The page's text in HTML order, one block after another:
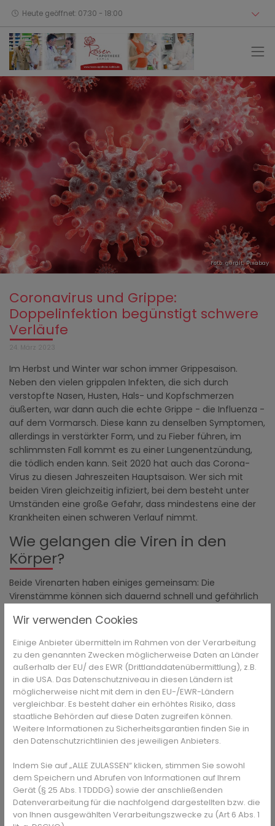
Heute geöffnet: 07:30 - 18:00
Foto: geralt,Pixabay
Coronavirus und Grippe:
Doppelinfektion begünstigt schwere
Verläufe
24. März 2023
Im Herbst und Winter war schon immer Grippesaison.
Neben den vielen grippalen Infekten, die sich durch
verstopfte Nasen, Husten, Hals- und Kopfschmerzen
äußerten, war dann auch die echte Grippe - die Influenza -
auf dem Vormarsch. Diese kann zu denselben Symptomen,
allerdings in verstärkter Form, und zu Fieber führen, im
schlimmsten Fall kommt es zu einer Lungenentzündung,
die tödlich enden kann. Seit 2020 hat auch das Corona-
Virus zu diesen Jahreszeiten Hauptsaison. Wer sich mit
beiden Viren gleichzeitig infiziert, bei dem besteht unter
Umständen eine große Gefahr, dass mindestens eine der
Krankheiten einen schweren Verlauf nimmt.
Wie gelangen die Viren in den
Körper?
Beide Virenarten haben einiges gemeinsam: Die
Virenstämme können sich dauernd schnell und gefährlich
regelmäßig mit beiden infizieren. Außerdem werden beide
von Mensch zu Mensch durch kleinste Tröpfchen
übertragen. Diese gelangen beim Husten, Niesen oder
Sprechen aus den infizierten Atemwegen entweder direkt
zu den anderen Personen oder verbreiten sich mit
Aerosolen als kleinste Teilchen in die Luft und werden von
anderen Menschen eingeatmet. Auch eine
Schmierinfektion ist möglich, wenn sich virenhaltiges Sekret
auf Oberflächen befindet, die ein anderer Mensch anlangt
und es dann in die Nähe der eigenen Atemwege - zum
Was machen Grippe und Covid19
im Körper?
Wir verwenden Cookies
Einige Anbieter übermitteln im Rahmen von der Verarbeitung
zu den genannten Zwecken möglicherweise Daten an Länder
außerhalb der EU/ des EWR (Drittlanddatenübermittlung), z.B.
in die USA. Das Datenschutzniveau in diesen Ländern ist
möglicherweise nicht mit dem in den EU-/EWR-Ländern
vergleichbar. Es besteht daher ein erhöhtes Risiko, dass
staatliche Behörden auf diese Daten zugreifen können.
Weitere Informationen zu Sicherheitsgarantien finden Sie in
den Datenschutzrichtlinien des jeweiligen Anbieters.
Indem Sie auf „ALLE ZULASSEN“ klicken, stimmen Sie sowohl
dem Speichern und Abrufen von Informationen auf Ihrem
Gerät (§ 25 Abs. 1 TDDDG) sowie der anschließenden
Datenverarbeitung für die nachfolgend dargestellten bzw. die
von Ihnen ausgewählten Verarbeitungszwecke zu (Art 6 Abs. 1